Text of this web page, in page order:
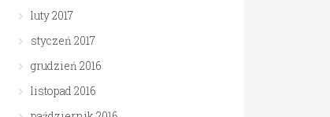
luty 2017
styczeń 2017
grudzień 2016
listopad 2016